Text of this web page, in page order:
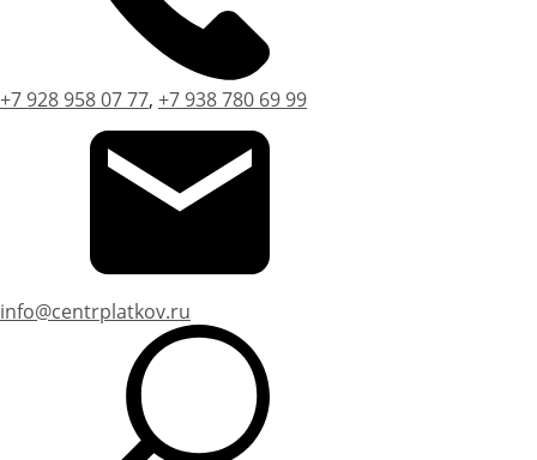
+7 928 958 07 77, +7 938 780 69 99
info@centrplatkov.ru